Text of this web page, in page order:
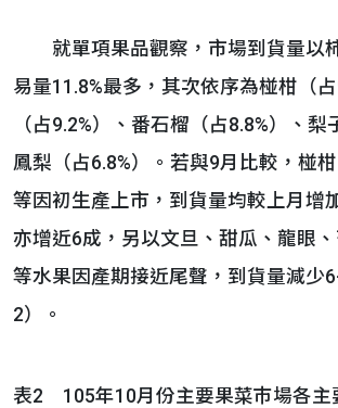
就單項果品觀察，市場到貨量以
易量11.8%最多，其次依序為椪柑（
（占9.2%）、番石榴（占8.8%）、梨
鳳梨（占6.8%）。若與9月比較，椪
等因初生產上市，到貨量均較上月增
亦增近6成，另以文旦、甜瓜、龍眼
等水果因產期接近尾聲，到貨量減少
2）。
表2 105年10月份主要果菜巿場各主